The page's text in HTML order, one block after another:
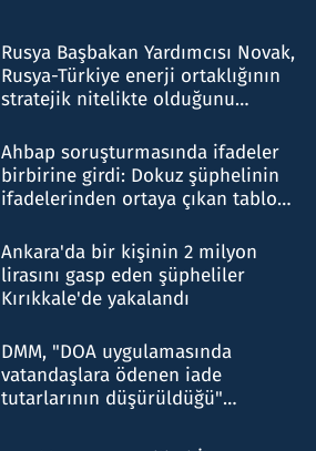
Rusya Başbakan Yardımcısı Novak,
Rusya-Türkiye enerji ortaklığının
stratejik nitelikte olduğunu
Ahbap soruşturmasında ifadeler
birbirine girdi: Dokuz şüphelinin
ifadelerinden ortaya çıkan tablo
Ankara'da bir kişinin 2 milyon
lirasını gasp eden şüpheliler
Kırıkkale'de yakalandı
DMM, "DOA uygulamasında
vatandaşlara ödenen iade
tutarlarının düşürüldüğü"